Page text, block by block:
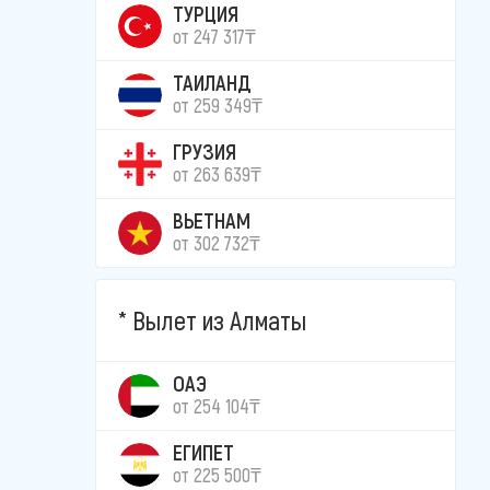
ТУРЦИЯ
от 247 317₸
ТАИЛАНД
от 259 349₸
ГРУЗИЯ
от 263 639₸
ВЬЕТНАМ
от 302 732₸
Вылет из Алматы
ОАЭ
от 254 104₸
ЕГИПЕТ
от 225 500₸